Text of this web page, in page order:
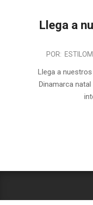
Llega a
2015-POR:
Llega a
Dinamarca